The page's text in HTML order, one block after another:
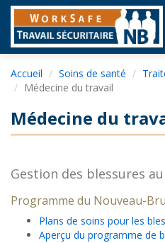
Accueil Soins de santé
Médecine du travail
Médecine du
Gestion des blessures
Programme du Nouveau-
Plans de soins pour les
Aperçu du programme de